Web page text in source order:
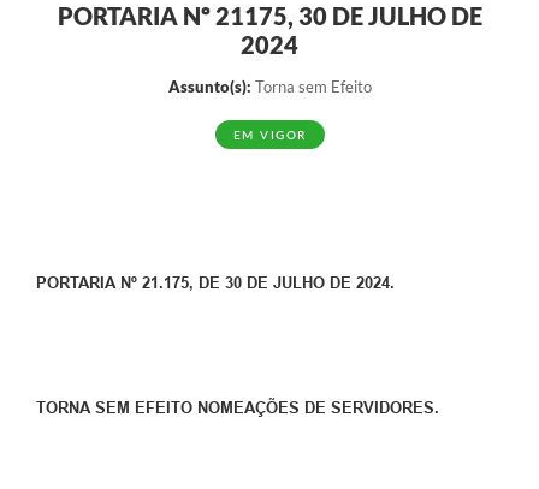
PORTARIA Nº 21175, 30 DE JULHO DE
2024
Assunto(s): Torna sem Efeito
EM VIGOR
PORTARIA Nº 21.175, DE 30 DE JULHO DE 2024.
TORNA SEM EFEITO NOMEAÇÕES DE SERVIDORES.